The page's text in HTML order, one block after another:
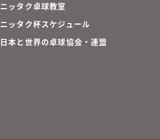
ニッタク卓球教室
ニッタク杯スケジュール
日本と世界の卓球協会・連盟